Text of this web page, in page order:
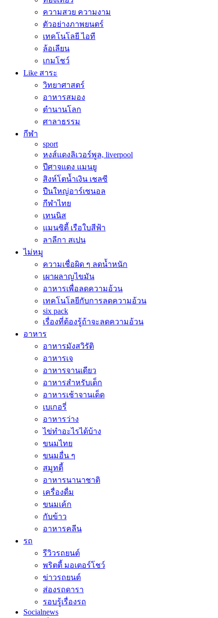
ความสวย ความงาม
ตัวอย่างภาพยนตร์
เทคโนโลยี ไอที
ล้อเลียน
เกมโชว์
Like สาระ
วิทยาศาสตร์
อาหารสมอง
ตำนานโลก
ศาลาธรรม
กีฬา
sport
หงส์แดงลิเวอร์พูล, liverpool
ปีศาจแดง แมนยู
สิงห์โตน้ำเงิน เชลซี
ปืนใหญ่อาร์เซนอล
กีฬาไทย
เทนนิส
แมนซิตี้ เรือใบสีฟ้า
ลาลีกา สเปน
ไม่หมู
ความเชื่อผิด ๆ ลดน้ำหนัก
เผาผลาญไขมัน
อาหารเพื่อลดความอ้วน
เทคโนโลยีกับการลดความอ้วน
six pack
เรื่องที่ต้องรู้ถ้าจะลดความอ้วน
อาหาร
อาหารมังสวิรัติ
อาหารเจ
อาหารจานเดียว
อาหารสำหรับเด็ก
อาหารเช้าจานเด็ด
เบเกอรี่
อาหารว่าง
ไข่ทำอะไรได้บ้าง
ขนมไทย
ขนมอื่น ๆ
สมูทตี้
อาหารนานาชาติ
เครื่องดื่ม
ขนมเค้ก
กับข้าว
อาหารคลีน
รถ
รีวิวรถยนต์
พริตตี้ มอเตอร์โชว์
ข่าวรถยนต์
ส่องรถดารา
รอบรู้เรื่องรถ
Socialnews